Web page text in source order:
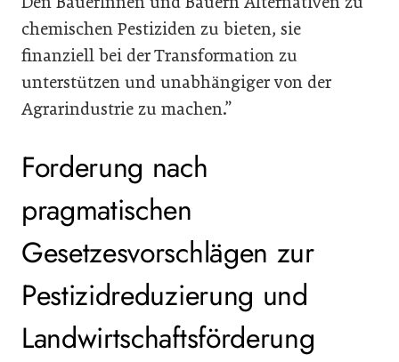
chemischen Pestiziden zu bieten, sie
finanziell bei der Transformation zu
unterstützen und unabhängiger von der
Agrarindustrie zu machen.”
Forderung nach
pragmatischen
Gesetzesvorschlägen zur
Pestizidreduzierung und
Landwirtschaftsförderung